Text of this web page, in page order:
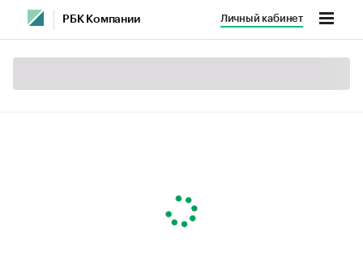
РБК Компании Личный кабинет